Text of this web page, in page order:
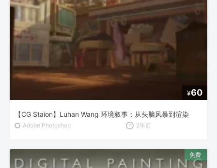
¥60
【CG Staion】Luhan Wang 环境叙事：从头脑风暴到渲染
Adobe Photoshop 2年前